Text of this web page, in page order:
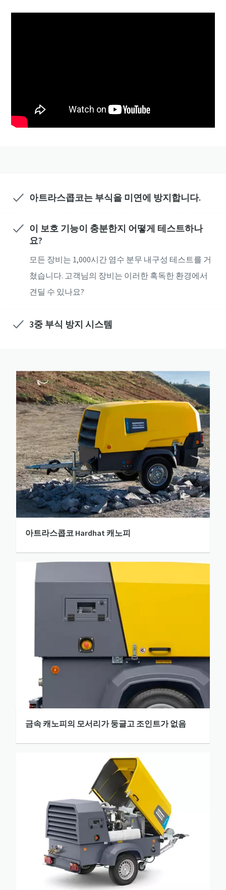
더 보기
아트라스콥코는 부식을 미연에 방지합니다.
이 보호 기능이 충분한지 어떻게 테스트하나
요?
모든 장비는 1,000시간 염수 분무 내구성 테스트를 거
쳤습니다. 고객님의 장비는 이러한 혹독한 환경에서
견딜 수 있나요?
3중 부식 방지 시스템
아트라스콥코 Hardhat 캐노피
금속 캐노피의 모서리가 둥글고 조인트가 없음